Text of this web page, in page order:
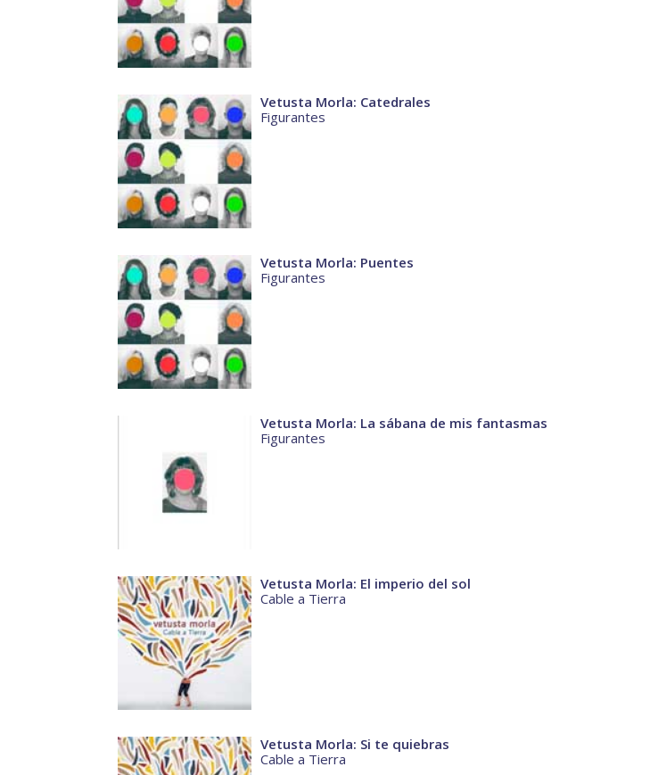
Vetusta Morla: Catedrales
Figurantes
Vetusta Morla: Puentes
Figurantes
Vetusta Morla: La sábana de mis fantasmas
Figurantes
Vetusta Morla: El imperio del sol
Cable a Tierra
Vetusta Morla: Si te quiebras
Cable a Tierra